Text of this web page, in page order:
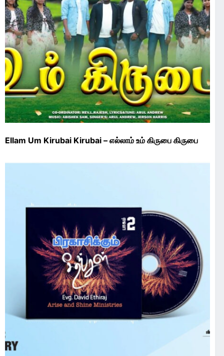
Ellam Um Kirubai Kirubai – எல்லாம் உம் கிருபை கிருபை